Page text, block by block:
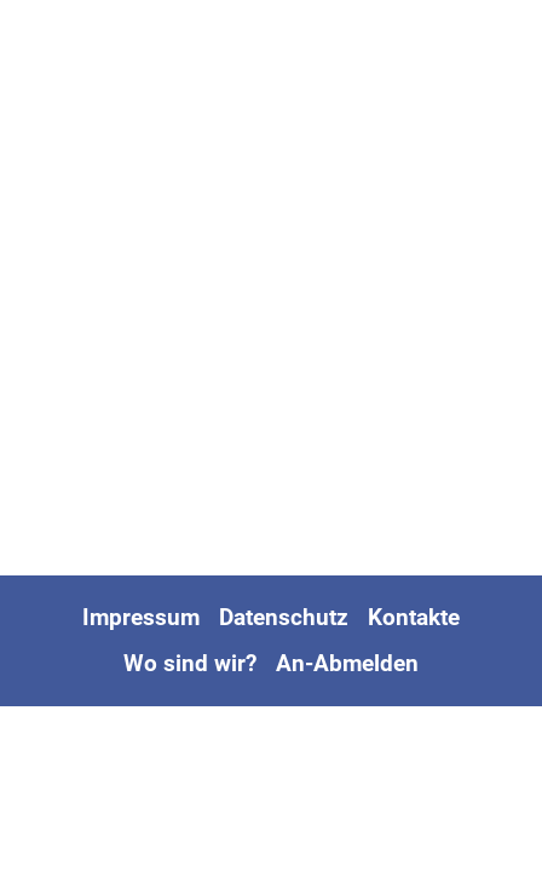
Impressum Datenschutz
Kontakte
Wo sind wir?
An-Abmelden